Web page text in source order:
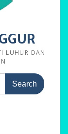
LUHUR DAN